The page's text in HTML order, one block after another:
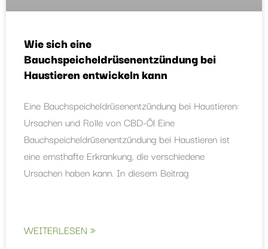
Wie sich eine
Bauchspeicheldrüsenentzündung bei
Haustieren entwickeln kann
Eine Bauchspeicheldrüsenentzündung bei Haustieren:
Ursachen und Rolle von CBD-Öl Eine
Bauchspeicheldrüsenentzündung bei Haustieren ist
eine ernsthafte Erkrankung, die verschiedene
Ursachen haben kann. In diesem Beitrag
WEITERLESEN »